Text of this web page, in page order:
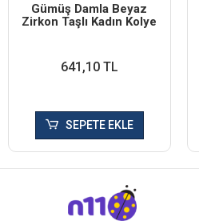
Gümüş Damla Beyaz
Zirkon Taşlı Kadın Kolye
641,10 TL
SEPETE EKLE